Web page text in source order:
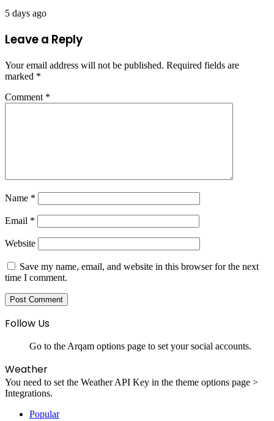
5 days ago
Leave a Reply
Your email address will not be published. Required fields are
marked *
Comment *
Name *
Email *
Website
Save my name, email, and website in this browser for the next
time I comment.
Follow Us
Go to the Arqam options page to set your social accounts.
Weather
You need to set the Weather API Key in the theme options page >
Integrations.
Popular